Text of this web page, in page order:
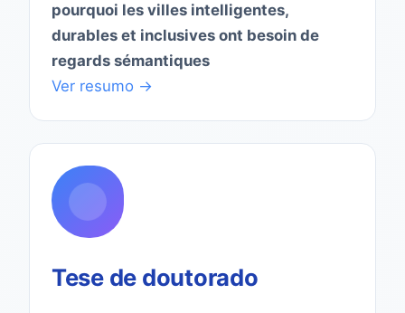
pourquoi les villes intelligentes,
durables et inclusives ont besoin de
regards sémantiques
Ver resumo →
Tese de doutorado